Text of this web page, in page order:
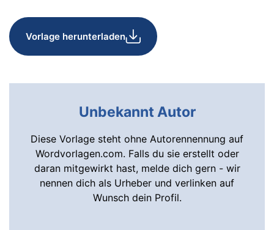
Vorlage herunterladen
Unbekannt Autor
Diese Vorlage steht ohne Autorennennung auf
Wordvorlagen.com. Falls du sie erstellt oder
daran mitgewirkt hast, melde dich gern - wir
nennen dich als Urheber und verlinken auf
Wunsch dein Profil.